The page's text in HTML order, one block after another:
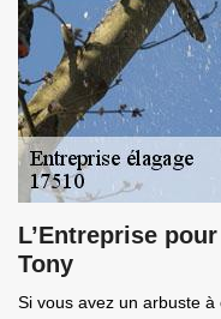
L’Entreprise
Tony
Si vous avez un arbuste